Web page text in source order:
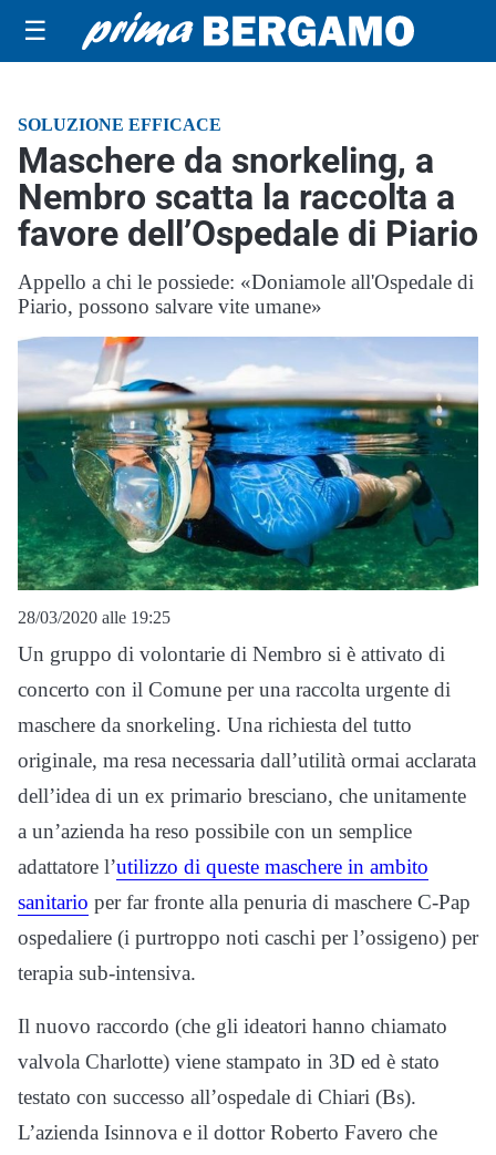
☰
SOLUZIONE EFFICACE
Maschere da snorkeling, a
Nembro scatta la raccolta a
favore dell’Ospedale di Piario
Appello a chi le possiede: «Doniamole all'Ospedale di
Piario, possono salvare vite umane»
28/03/2020 alle 19:25
Un gruppo di volontarie di Nembro si è attivato di
concerto con il Comune per una raccolta urgente di
maschere da snorkeling. Una richiesta del tutto
originale, ma resa necessaria dall’utilità ormai acclarata
dell’idea di un ex primario bresciano, che unitamente
a un’azienda ha reso possibile con un semplice
adattatore l’utilizzo di queste maschere in ambito
sanitario per far fronte alla penuria di maschere C-Pap
ospedaliere (i purtroppo noti caschi per l’ossigeno) per
terapia sub-intensiva.
Il nuovo raccordo (che gli ideatori hanno chiamato
valvola Charlotte) viene stampato in 3D ed è stato
testato con successo all’ospedale di Chiari (Bs).
L’azienda Isinnova e il dottor Roberto Favero che